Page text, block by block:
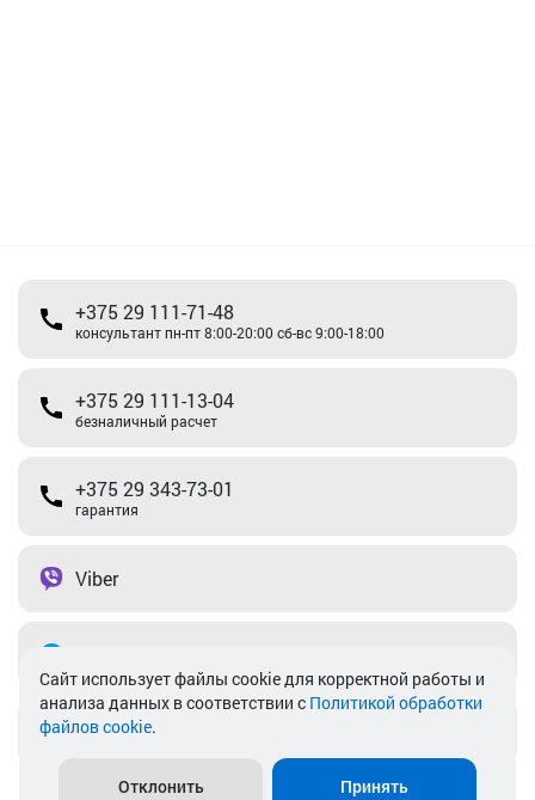
+375 29 111-71-48
консультант пн-пт 8:00-20:00 сб-вс 9:00-18:00
+375 29 111-13-04
безналичный расчет
+375 29 343-73-01
гарантия
Viber
info@akkamulik.by
Cайт использует файлы cookie для корректной работы и
анализа данных в соответствии с Политикой обработки
файлов cookie.
Отклонить Принять